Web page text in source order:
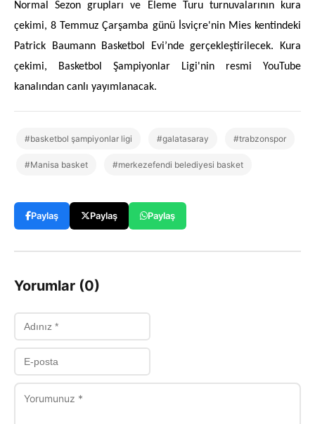
Normal Sezon grupları ve Eleme Turu turnuvalarının kura
çekimi, 8 Temmuz Çarşamba günü İsviçre'nin Mies kentindeki
Patrick Baumann Basketbol Evi’nde gerçekleştirilecek. Kura
çekimi, Basketbol Şampiyonlar Ligi'nin resmi YouTube
kanalından canlı yayımlanacak.
#basketbol şampiyonlar ligi #galatasaray #trabzonspor
#Manisa basket #merkezefendi belediyesi basket
Paylaş Paylaş Paylaş
Yorumlar (0)